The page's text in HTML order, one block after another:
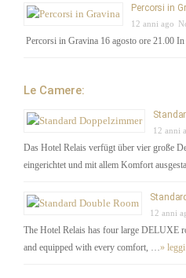
Percorsi in
12 anni ago
Percorsi in Gravina 16 agosto ore 21.00
Le Camere:
12 anni
Das Hotel Relais verfügt über vier große
eingerichtet und mit allem Komfort
12 anni
The Hotel Relais has four large DELUXE
and equipped with every comfort, …»